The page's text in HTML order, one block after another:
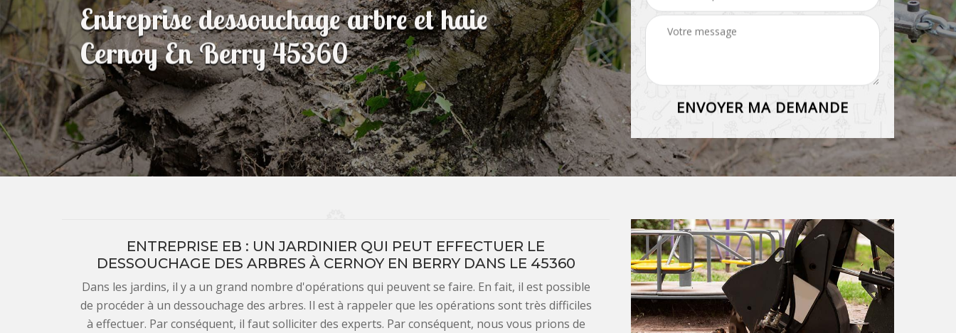
Entreprise dessouchage arbre et haie
Cernoy En Berry 45360
ENTREPRISE EB : UN JARDINIER QUI PEUT EFFECTUER LE
DESSOUCHAGE DES ARBRES À CERNOY EN BERRY DANS LE 45360
Dans les jardins, il y a un grand nombre d'opérations qui peuvent se faire. En fait, il est possible
de procéder à un dessouchage des arbres. Il est à rappeler que les opérations sont très difficiles
à effectuer. Par conséquent, il faut solliciter des experts. Par conséquent, nous vous prions de